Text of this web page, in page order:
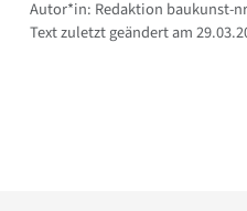
Autor*in: Redaktion baukunst-
Text zuletzt geändert am